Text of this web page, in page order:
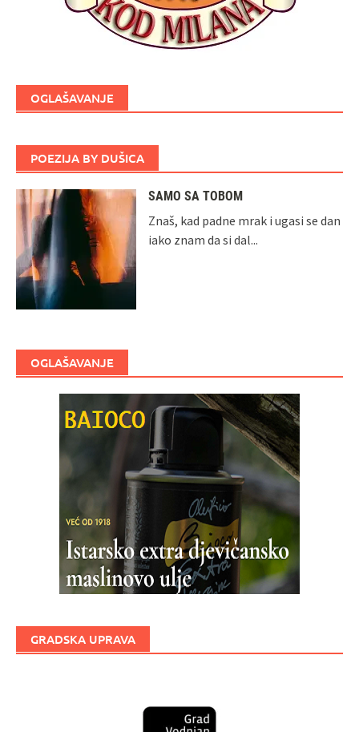
OGLAŠAVANJE
POEZIJA BY DUŠICA
SAMO SA TOBOM
Znaš, kad padne mrak i ugasi se dan
iako znam da si dal...
OGLAŠAVANJE
GRADSKA UPRAVA